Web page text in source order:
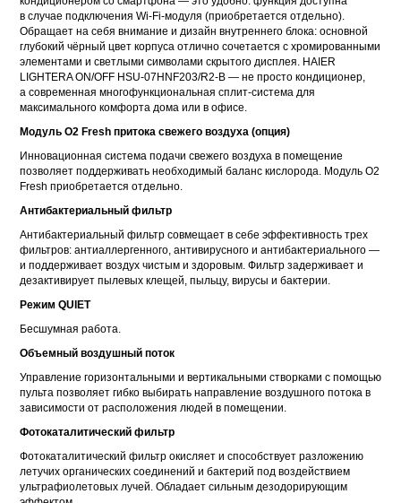
в случае подключения Wi-Fi-модуля (приобретается отдельно).
Обращает на себя внимание и дизайн внутреннего блока: основной
глубокий чёрный цвет корпуса отлично сочетается с хромированными
элементами и светлыми символами скрытого дисплея. HAIER
LIGHTERA ON/OFF HSU-07HNF203/R2-B — не просто кондиционер,
а современная многофункциональная сплит-система для
максимального комфорта дома или в офисе.
Модуль O2 Fresh притока свежего воздуха (опция)
Инновационная система подачи свежего воздуха в помещение
позволяет поддерживать необходимый баланс кислорода. Модуль O2
Fresh приобретается отдельно.
Антибактериальный фильтр
Антибактериальный фильтр совмещает в себе эффективность трех
фильтров: антиаллергенного, антивирусного и антибактериального —
и поддерживает воздух чистым и здоровым. Фильтр задерживает и
дезактивирует пылевых клещей, пыльцу, вирусы и бактерии.
Режим QUIET
Бесшумная работа.
Объемный воздушный поток
Управление горизонтальными и вертикальными створками с помощью
пульта позволяет гибко выбирать направление воздушного потока в
зависимости от расположения людей в помещении.
Фотокаталитический фильтр
Фотокаталитический фильтр окисляет и способствует разложению
летучих органических соединений и бактерий под воздействием
ультрафиолетовых лучей. Обладает сильным дезодорирующим